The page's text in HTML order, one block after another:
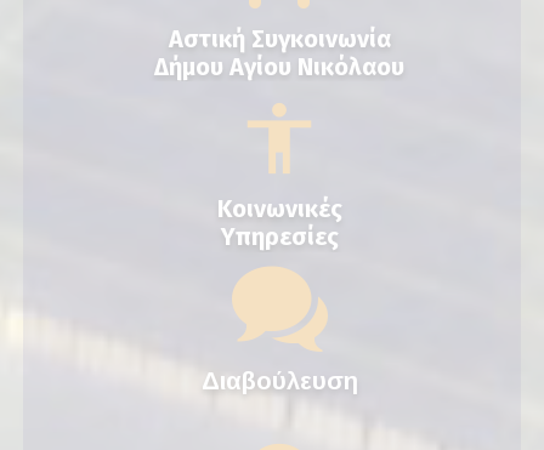
Κοινωνικές
Υπηρεσίες
Διαβούλευση
Αστική Συγκοινωνία
Δήμου Αγίου Νικόλαου